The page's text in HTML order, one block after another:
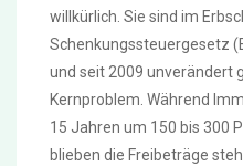
willkürlich. Sie sind im
Schenkungssteuergesetz
und seit 2009 unverändert
Kernproblem. Während
15 Jahren um 150 bis 300
blieben die Freibeträge